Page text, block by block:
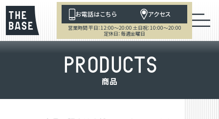
お電話はこちら アクセス
営業時間 平日：12:00～20:00 土日祝：10:00～20:00
定休日：毎週金曜日
PRODUCTS
商品